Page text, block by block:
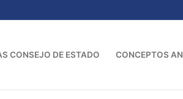
CONSEJO DE ESTADO CONCEPTOS